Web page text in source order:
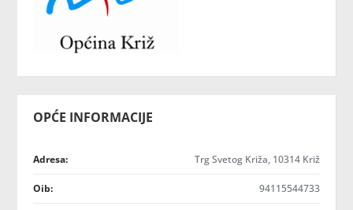
OPĆE INFORMACIJE
Adresa: Trg Svetog Križa, 10314 Križ
Oib: 94115544733